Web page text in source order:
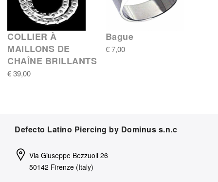
COLLIER À
MAILLONS DE
CHAÎNE BRILLANTS
€ 39,00
Bague
€ 7,00
Defecto Latino Piercing by Dominus s.n.c
Via Giuseppe Bezzuoli 26
50142 Firenze (Italy)